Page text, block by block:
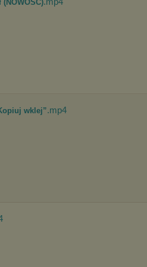
wklej”.mp4